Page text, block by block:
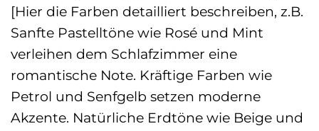
[Hier die Farben detailliert beschreiben, z.B.
Sanfte Pastelltöne wie Rosé und Mint
verleihen dem Schlafzimmer eine
romantische Note. Kräftige Farben wie
Petrol und Senfgelb setzen moderne
Akzente. Natürliche Erdtöne wie Beige und